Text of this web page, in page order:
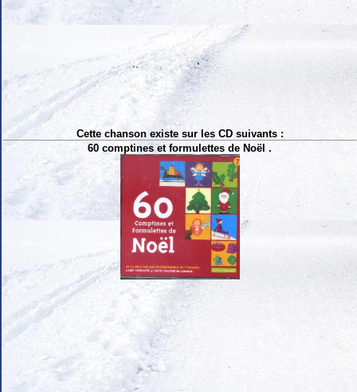
Cette chanson existe sur les CD suivants :
60 comptines et formulettes de Noël .